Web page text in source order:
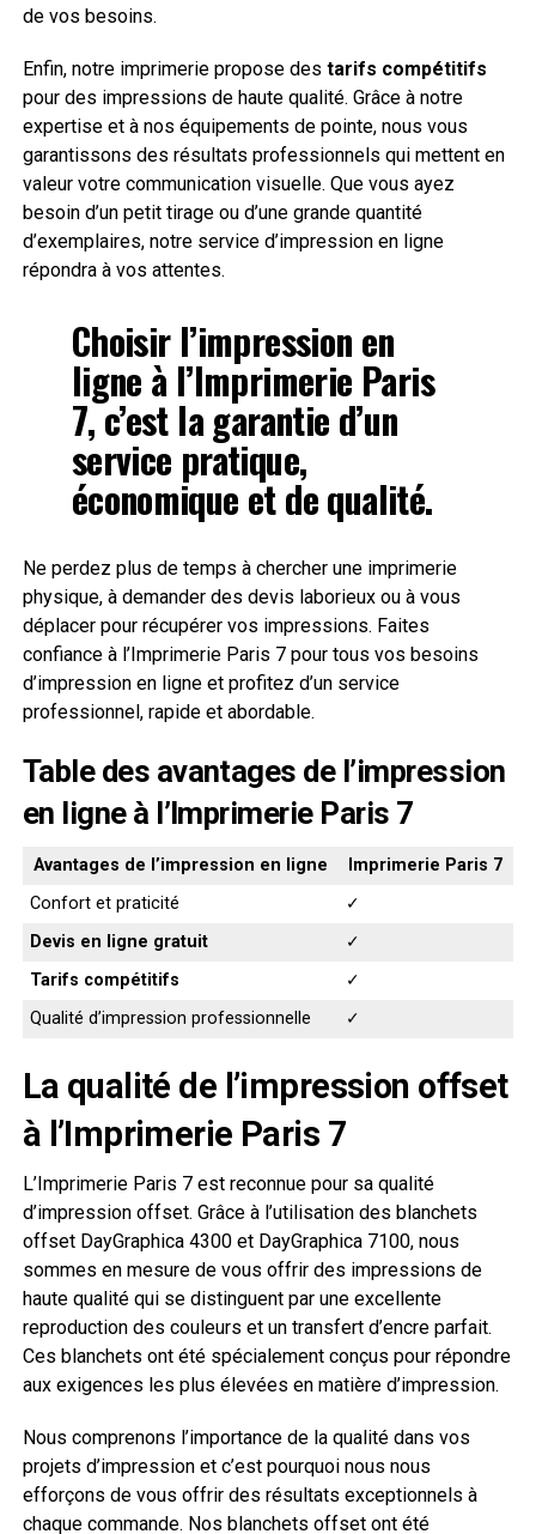
de vos besoins.
Enfin, notre imprimerie propose des tarifs compétitifs
pour des impressions de haute qualité. Grâce à notre
expertise et à nos équipements de pointe, nous vous
garantissons des résultats professionnels qui mettent en
valeur votre communication visuelle. Que vous ayez
besoin d’un petit tirage ou d’une grande quantité
d’exemplaires, notre service d’impression en ligne
répondra à vos attentes.
Choisir l’impression en
ligne à l’Imprimerie Paris
7, c’est la garantie d’un
service pratique,
économique et de qualité.
Ne perdez plus de temps à chercher une imprimerie
physique, à demander des devis laborieux ou à vous
déplacer pour récupérer vos impressions. Faites
confiance à l’Imprimerie Paris 7 pour tous vos besoins
d’impression en ligne et profitez d’un service
professionnel, rapide et abordable.
Table des avantages de l’impression
en ligne à l’Imprimerie Paris 7
Avantages de l’impression en ligne
Imprimerie Paris 7
Confort et praticité
✓
Devis en ligne gratuit
✓
Tarifs compétitifs
✓
Qualité d’impression professionnelle
✓
La qualité de l’impression offset
à l’Imprimerie Paris 7
L’Imprimerie Paris 7 est reconnue pour sa qualité
d’impression offset. Grâce à l’utilisation des blanchets
offset DayGraphica 4300 et DayGraphica 7100, nous
sommes en mesure de vous offrir des impressions de
haute qualité qui se distinguent par une excellente
reproduction des couleurs et un transfert d’encre parfait.
Ces blanchets ont été spécialement conçus pour répondre
aux exigences les plus élevées en matière d’impression.
Nous comprenons l’importance de la qualité dans vos
projets d’impression et c’est pourquoi nous nous
efforçons de vous offrir des résultats exceptionnels à
chaque commande. Nos blanchets offset ont été